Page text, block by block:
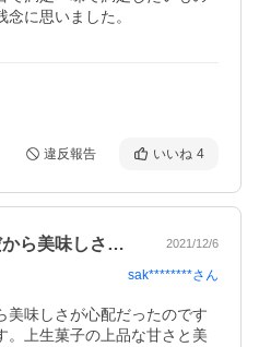
に思いました。
違反報告 いいね 4
初めての注文で、冷凍だから美味しさが心… 2021/12/6
sak********さん
美味しさが心配だったのです
。上生菓子の上品な甘さと美